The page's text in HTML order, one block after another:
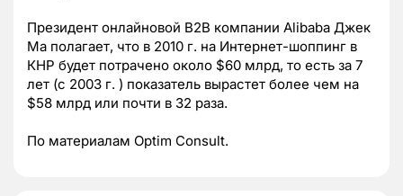
Президент онлайновой В2В компании Alibaba Джек
Ма полагает, что в 2010 г. на Интернет-шоппинг в
КНР будет потрачено около $60 млрд, то есть за 7
лет (с 2003 г. ) показатель вырастет более чем на
$58 млрд или почти в 32 раза.
По материалам Optim Consult.